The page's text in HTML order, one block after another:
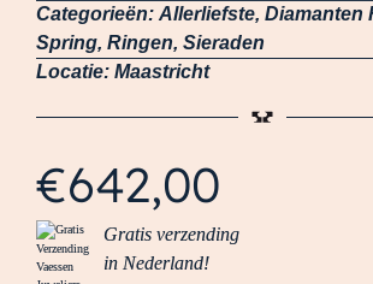
Categorieën: Allerliefste, Diamanten
Spring, Ringen, Sieraden
Locatie: Maastricht
€642,00
Gratis verzending
in Nederland!